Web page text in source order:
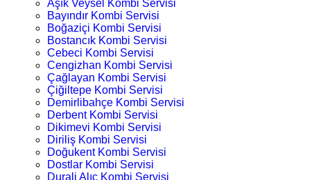
Aşık Veysel Kombi Servisi
Bayındır Kombi Servisi
Boğaziçi Kombi Servisi
Bostancık Kombi Servisi
Cebeci Kombi Servisi
Cengizhan Kombi Servisi
Çağlayan Kombi Servisi
Çiğiltepe Kombi Servisi
Demirlibahçe Kombi Servisi
Derbent Kombi Servisi
Dikimevi Kombi Servisi
Diriliş Kombi Servisi
Doğukent Kombi Servisi
Dostlar Kombi Servisi
Durali Alıç Kombi Servisi